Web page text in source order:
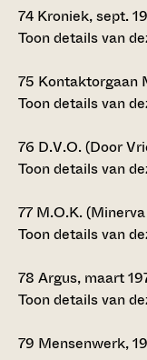
74 Kroniek, sept.
Toon details van
75 Kontaktorgaan
Toon details van
76 D.V.O. (Door
Toon details van
77 M.O.K.
Toon details van
78 Argus, maart
Toon details van
79 Mensenwerk,